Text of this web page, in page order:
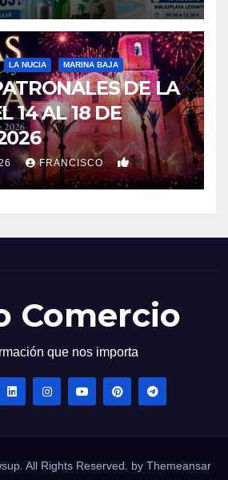
LA NUCIA MARINA BAJA
DE LA
14 AL 18 DE
FRANCISCO 0
Comercio
que nos importa
All Rights Reserved. by Themeansar